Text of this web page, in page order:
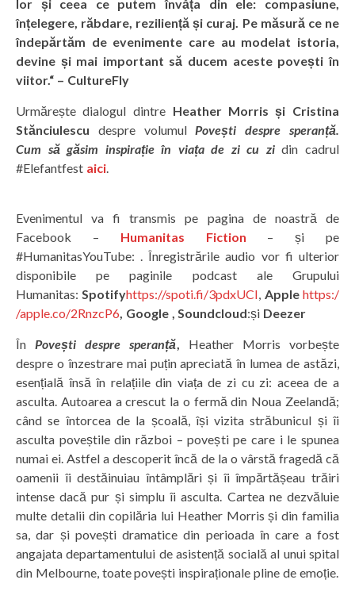
lor și ceea ce putem învăța din ele: compasiune,
înțelegere, răbdare, reziliență și curaj. Pe măsură ce ne
îndepărtăm de evenimente care au modelat istoria,
devine și mai important să ducem aceste povești în
viitor.“ – CultureFly
Urmărește dialogul dintre Heather Morris și Cristina
Stănciulescu despre volumulPovești despre speranță.
Cum să găsim inspirație în viața de zi cu zidin cadrul
#Elefantfest aici.
Evenimentul va fi transmis pe pagina de noastră de
Facebook – Humanitas Fiction – și pe
#HumanitasYouTube: . Înregistrările audio vor fi ulterior
disponibile pe paginile podcast ale Grupului
Humanitas:Spotifyhttps://spoti.fi/3pdxUCI, Apple https:/
/apple.co/2RnzcP6, Google , Soundcloud:și Deezer
În Povești despre speranță, Heather Morris vorbește
despre o înzestrare mai puțin apreciată în lumea de astăzi,
esențială însă în relațiile din viața de zi cu zi: aceea de a
asculta. Autoarea a crescut la o fermă din Noua Zeelandă;
când se întorcea de la școală, își vizita străbunicul și îi
asculta poveștile din război – povești pe care i le spunea
numai ei. Astfel a descoperit încă de la o vârstă fragedă că
oamenii îi destăinuiau întâmplări și îi împărtășeau trăiri
intense dacă pur și simplu îi asculta. Cartea ne dezvăluie
multe detalii din copilăria lui Heather Morris și din familia
sa, dar și povești dramatice din perioada în care a fost
angajata departamentului de asistență socială al unui spital
din Melbourne, toate povești inspiraționale pline de emoție.